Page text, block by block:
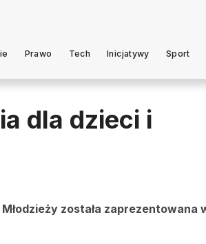
Prawo Tech Inicjatywy Sport
dla dzieci i
została zaprezentowana